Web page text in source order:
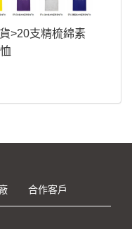
>20支精梳綿素
合作客戶